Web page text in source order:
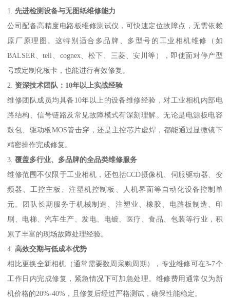
1.先进检测设备与无图纸维修能力
公司配备高精度电路板维修测试仪，可快速定位故障点，无需依赖
原厂原理图。这特别适合多品牌、多型号的工业相机维修（如
BALSER、teli、cognex、松下、三菱、安川等），即使面对停产型
号或定制化板卡，也能进行有效修复。
2. 资深技术团队：10年以上实战经验
维修团队成员均具备10年以上的设备维修经验，对工业相机内部电
路结构、信号链路及常见故障模式有深刻理解。无论是电源板电容
鼓包、驱动板MOS管击穿，还是主控芯片虚焊，都能通过显微镜下
精密操作完成修复。
3.覆盖多行业、多品牌的全品类维修服务
维修范围不仅限于工业相机，还包括CCD摄像机、伺服驱动器、变
频器、工控主板、注塑机控制板、人机界面等自动化设备控制单
元。团队长期服务于机械制造、注塑业、橡胶、电路板制造、印
刷、电梯、汽车生产、发电、电镀、医疗、食品、包装等行业，积
累了丰富的现场故障处理经验。
4.高效交期与低成本优势
相比更换全新相机（通常需要数周采购周期），专业维修可在3-7个
工作日内完成修复，紧急情况下可加急处理。维修费用通常仅为新
机价格的20%-40%，且修复后经过严格测试，确保性能稳定。